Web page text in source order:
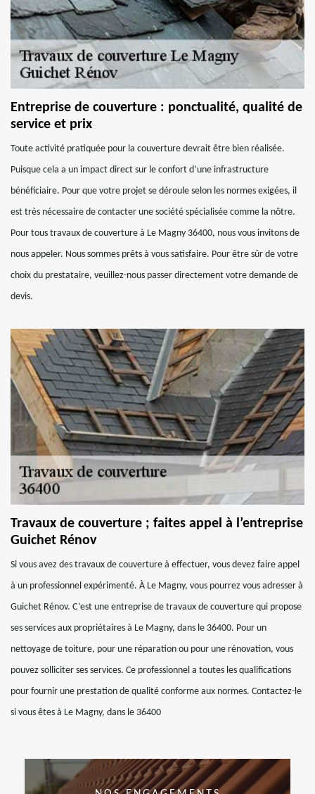
Entreprise de couverture : ponctualité, qualité de
service et prix
Toute activité pratiquée pour la couverture devrait être bien réalisée.
Puisque cela a un impact direct sur le confort d’une infrastructure
bénéficiaire. Pour que votre projet se déroule selon les normes exigées, il
est très nécessaire de contacter une société spécialisée comme la nôtre.
Pour tous travaux de couverture à Le Magny 36400, nous vous invitons de
nous appeler. Nous sommes prêts à vous satisfaire. Pour être sûr de votre
choix du prestataire, veuillez-nous passer directement votre demande de
devis.
Travaux de couverture ; faites appel à l’entreprise
Guichet Rénov
Si vous avez des travaux de couverture à effectuer, vous devez faire appel
à un professionnel expérimenté. À Le Magny, vous pourrez vous adresser à
Guichet Rénov. C’est une entreprise de travaux de couverture qui propose
ses services aux propriétaires à Le Magny, dans le 36400. Pour un
nettoyage de toiture, pour une réparation ou pour une rénovation, vous
pouvez solliciter ses services. Ce professionnel a toutes les qualifications
pour fournir une prestation de qualité conforme aux normes. Contactez-le
si vous êtes à Le Magny, dans le 36400